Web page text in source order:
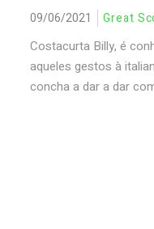
09/06/2021 Great
Costacurta Billy, é
aqueles gestos à
concha a dar a dar